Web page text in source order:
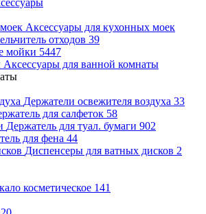
Аксессуары для кухонных моек
отходов 39
мойки 5447
Аксессуары для ванной комнаты
Держатели освежителя воздуха 33
для салфеток 58
Держатель для туал. бумаги 902
для фена 44
Диспенсеры для ватных дисков 2
косметическое 141